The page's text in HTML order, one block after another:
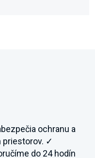
ochranu a
priestorov. ✓
do 24 hodín